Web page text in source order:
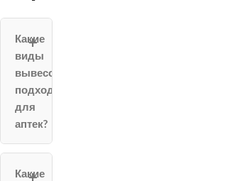
Какие
виды
вывесок
подходят
для
аптек?
Какие